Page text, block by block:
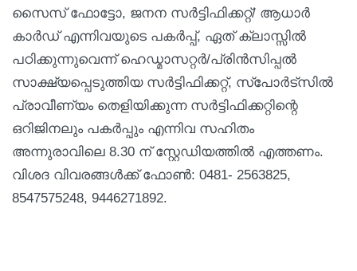
സൈസ് ഫോട്ടോ, ജനന സർട്ടിഫിക്കറ്റ്/ ആധാർ
കാർഡ് എന്നിവയുടെ പകർപ്പ്, ഏത് ക്ലാസ്സിൽ
പഠിക്കുന്നുവെന്ന് ഹെഡ്മാസറ്റർ/പ്രിൻസിപ്പൽ
സാക്ഷ്യപ്പെടുത്തിയ സർട്ടിഫിക്കറ്റ്, സ്‌പോർട്സിൽ
പ്രാവീണ്യം തെളിയിക്കുന്ന സർട്ടിഫിക്കറ്റിന്റെ
ഒറിജിനലും പകർപ്പും എന്നിവ സഹിതം
അന്നുരാവിലെ 8.30 ന് സ്റ്റേഡിയത്തിൽ എത്തണം.
വിശദ വിവരങ്ങൾക്ക് ഫോൺ: 0481- 2563825,
8547575248, 9446271892.